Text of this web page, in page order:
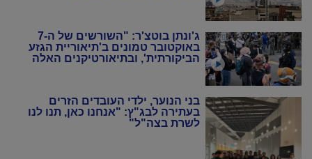
ג'ונתן בוטצ'ר: "השורשים של ה-7
באוקטובר טמונים ב'תיאוריית הגזע
הביקורתית', ובתיאורטיקנים האלה
בני הנוער, ילדי העובדים הזרים
בעתירה לבג"ץ: "אנחנו כאן, תנו לנו
לשרת בצה"ל"